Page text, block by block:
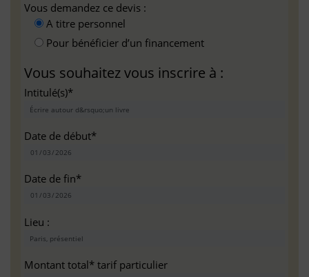
Vous demandez ce devis :
A titre personnel
Pour bénéficier d’un financement
Vous souhaitez vous inscrire à :
Intitulé(s)*
Date de début*
Date de fin*
Lieu :
Montant total* tarif particulier